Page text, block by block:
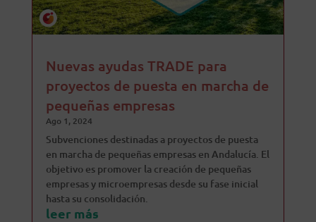
Nuevas ayudas TRADE para
proyectos de puesta en marcha de
pequeñas empresas
Ago 1, 2024
Subvenciones destinadas a proyectos de puesta
en marcha de pequeñas empresas en Andalucía. El
objetivo es promover la creación de pequeñas
empresas y microempresas desde su fase inicial
hasta su consolidación.
leer más